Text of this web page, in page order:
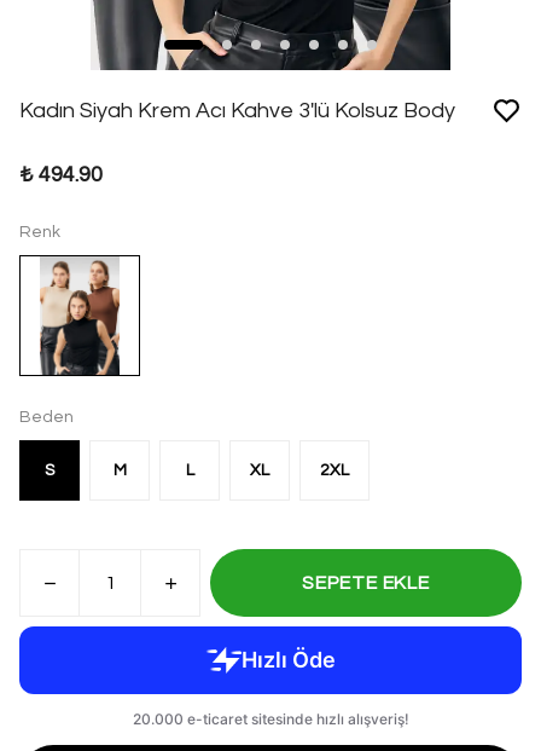
Kadın Siyah Krem Acı Kahve 3'lü Kolsuz Body
₺ 494.90
Renk
Beden
S M L XL 2XL
SEPETE EKLE